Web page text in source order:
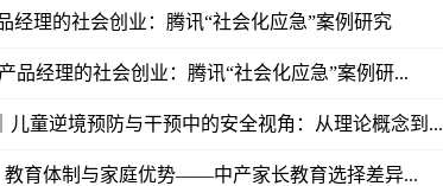
经理的社会创业：腾讯“社会化应急”案例研究
品经理的社会创业：腾讯“社会化应急”案例研...
儿童逆境预防与干预中的安全视角：从理论概念到...
教育体制与家庭优势——中产家长教育选择差异...